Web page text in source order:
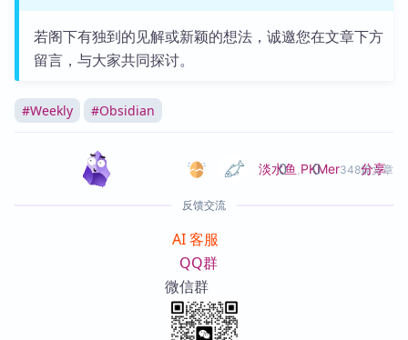
若阁下有独到的见解或新颖的想法，诚邀您在文章下方
留言，与大家共同探讨。
#Weekly #Obsidian
淡水鱼 PKMer348篇文章
0 0 分享
反馈交流
AI 客服
QQ群
微信群